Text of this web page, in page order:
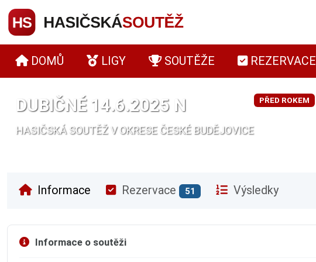
DOMŮ LIGY SOUTĚŽE REZERVACE
DUBIČNÉ 14.6.2025 N
HASIČSKÁ SOUTĚŽ V OKRESE ČESKÉ BUDĚJOVICE
PŘED ROKEM
Informace Rezervace 51 Výsledky
Informace o soutěži